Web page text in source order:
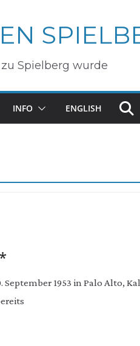
Spielberg wurde
INFO ENGLISH
September 1953 in Palo Alto,